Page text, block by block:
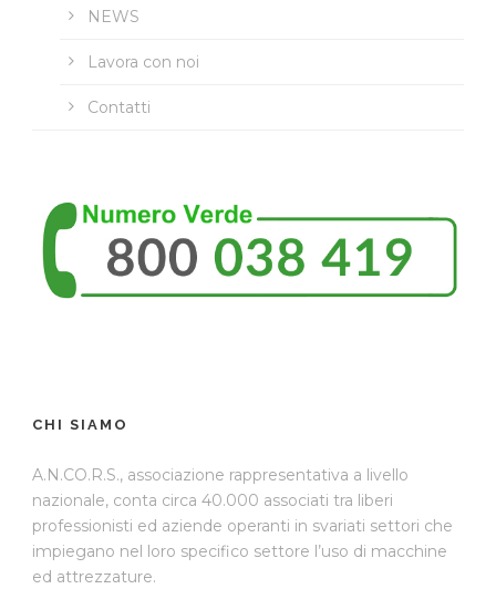
NEWS
Lavora con noi
Contatti
CHI SIAMO
A.N.CO.R.S., associazione rappresentativa a livello
nazionale, conta circa 40.000 associati tra liberi
professionisti ed aziende operanti in svariati settori che
impiegano nel loro specifico settore l’uso di macchine
ed attrezzature.